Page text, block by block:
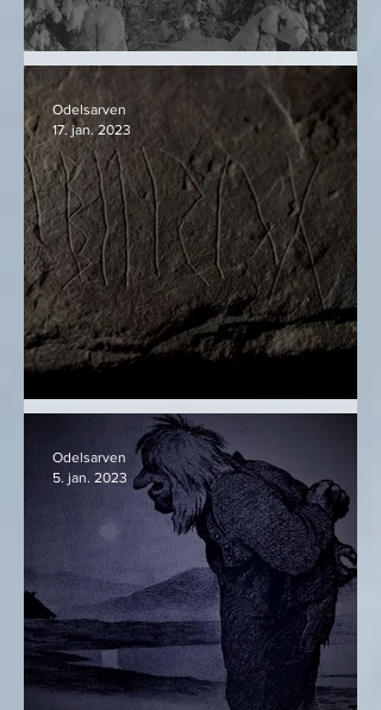
Snø og granskog
Svingerudsteinen
Odelsarven
17. jan. 2023
Odelsarven
5. jan. 2023